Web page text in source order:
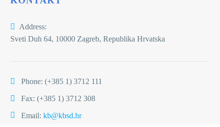
Address:
Sveti Duh 64, 10000 Zagreb, Republika Hrvatska
Phone: (+385 1) 3712 111
Fax: (+385 1) 3712 308
Email: kb@kbsd.hr